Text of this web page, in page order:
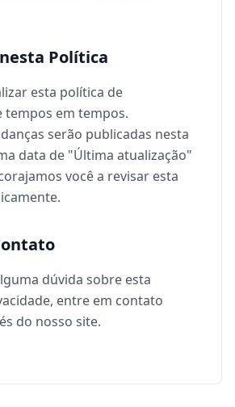
Política
esta política de
tempos em tempos.
serão publicadas nesta
data de "Última atualização"
você a revisar esta
dúvida sobre esta
entre em contato
do nosso site.